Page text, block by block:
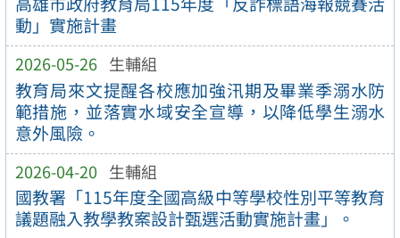
動」實施計畫
2026-05-26 生輔組
教育局來文提醒各校應加強汛期及畢業季溺水防
範措施，並落實水域安全宣導，以降低學生溺水
意外風險。
2026-04-20 生輔組
國教署「115年度全國高級中等學校性別平等教育
議題融入教學教案設計甄選活動實施計畫」。